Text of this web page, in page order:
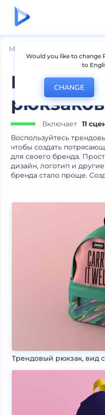
Мокапы
Мокапы
рюкзаков
Включает 11
Воспользуйтесь
чтобы создать
для своего бренда.
дизайн, логотип и
бренда стало проще.
Трендовый рюкзак, вид
Would you like to change
to
CHANGE